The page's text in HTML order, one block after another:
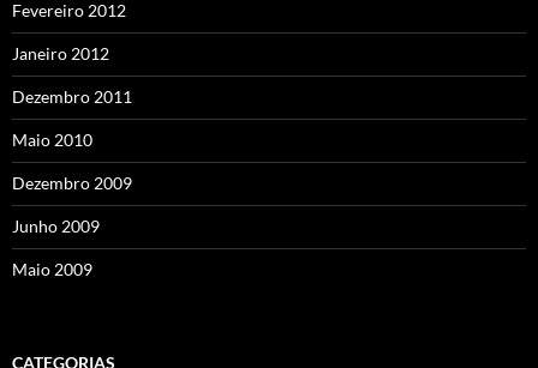
Fevereiro 2012
Janeiro 2012
Dezembro 2011
Maio 2010
Dezembro 2009
Junho 2009
Maio 2009
CATEGORIAS